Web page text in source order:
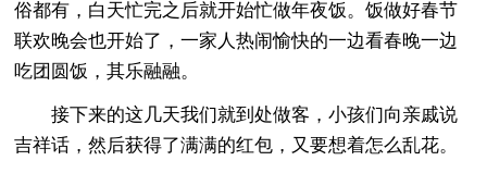
俗都有，白天忙完之后就开始忙做年夜饭。饭做好春节
联欢晚会也开始了，一家人热闹愉快的一边看春晚一边
吃团圆饭，其乐融融。
接下来的这几天我们就到处做客，小孩们向亲戚说
吉祥话，然后获得了满满的红包，又要想着怎么乱花。